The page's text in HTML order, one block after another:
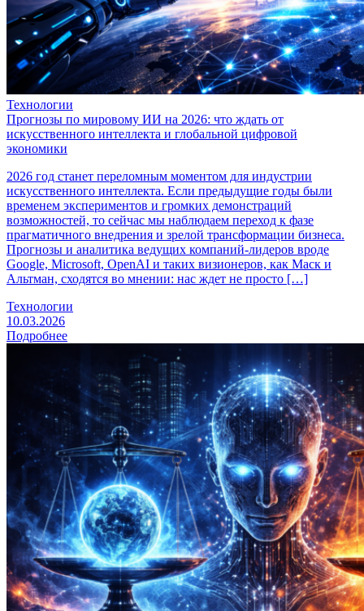
Технологии
Прогнозы по мировому ИИ на 2026: что ждать от
искусственного интеллекта и глобальной цифровой
экономики
2026 год станет переломным моментом для индустрии
искусственного интеллекта. Если предыдущие годы были
временем экспериментов и громких демонстраций
возможностей, то сейчас мы наблюдаем переход к фазе
прагматичного внедрения и зрелой трансформации бизнеса.
Прогнозы и аналитика ведущих компаний-лидеров вроде
Google, Microsoft, OpenAI и таких визионеров, как Маск и
Альтман, сходятся во мнении: нас ждет не просто […]
Технологии
10.03.2026
Подробнее